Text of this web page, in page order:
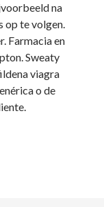
na
op te volgen.
Farmacia en
Sweaty
viagra
o de